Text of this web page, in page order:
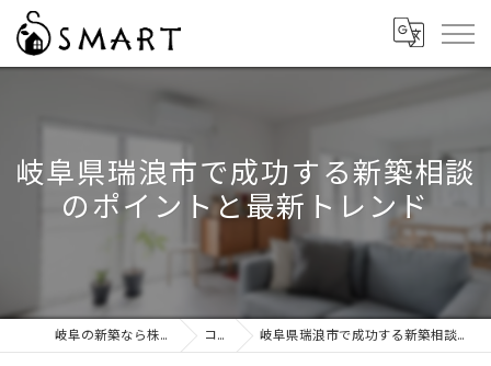
岐阜県瑞浪市で成功する新築相談
のポイントと最新トレンド
岐阜の新築なら株式会社スマート コラム 岐阜県瑞浪市で成功する新築相談のポイントと最新トレンド